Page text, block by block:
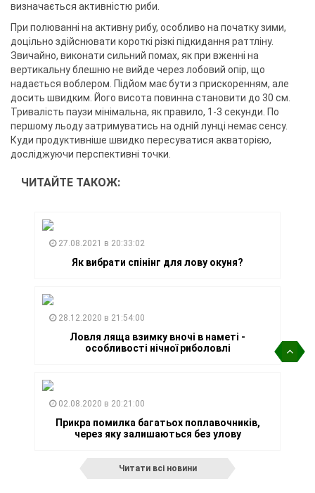
визначається активністю риби.
При полюванні на активну рибу, особливо на початку зими,
доцільно здійснювати короткі різкі підкидання раттліну.
Звичайно, виконати сильний помах, як при вженні на
вертикальну блешню не вийде через лобовий опір, що
надається воблером. Підйом має бути з прискоренням, але
досить швидким. Його висота повинна становити до 30 см.
Тривалість паузи мінімальна, як правило, 1-3 секунди. По
першому льоду затримуватись на одній лунці немає сенсу.
Куди продуктивніше швидко пересуватися акваторією,
досліджуючи перспективні точки.
ЧИТАЙТЕ ТАКОЖ:
27.08.2021 в 20:33:02
Як вибрати спінінг для лову окуня?
28.12.2020 в 21:54:00
Ловля ляща взимку вночі в наметі -
особливості нічної риболовлі
02.08.2020 в 20:21:00
Прикра помилка багатьох поплавочників,
через яку залишаються без улову
Читати всі новини